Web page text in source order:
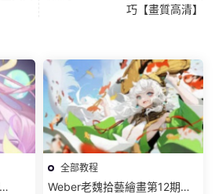
巧【畫質高清】
全部教程
Weber老魏拾藝繪畫第12期角